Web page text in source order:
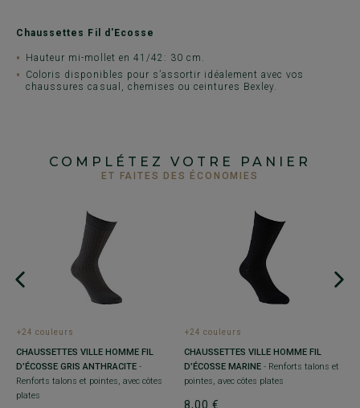
Chaussettes Fil d'Ecosse
Hauteur mi-mollet en 41/42: 30 cm.
Coloris disponibles pour s’assortir idéalement avec vos
chaussures casual, chemises ou ceintures Bexley.
COMPLÉTEZ VOTRE PANIER
ET FAITES DES ÉCONOMIES
+24 couleurs
CHAUSSETTES VILLE HOMME FIL
D’ÉCOSSE GRIS ANTHRACITE -
Renforts talons et pointes, avec côtes
plates
+24 couleurs
CHAUSSETTES VILLE HOMME FIL
D’ÉCOSSE MARINE - Renforts talons et
pointes, avec côtes plates
8,00 €